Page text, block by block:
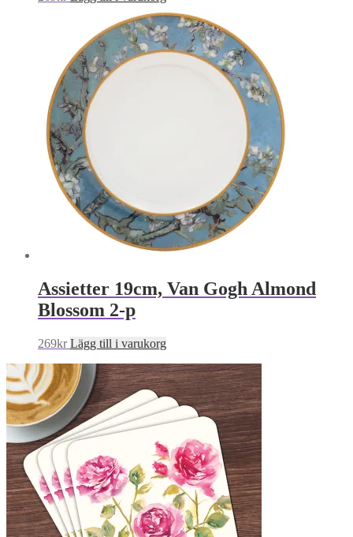
Assietter 19cm, Van Gogh Almond
Blossom 2-p
269kr Lägg till i varukorg